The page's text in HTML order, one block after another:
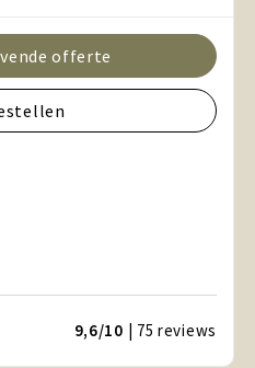
offerte
9,6/10 | 75reviews